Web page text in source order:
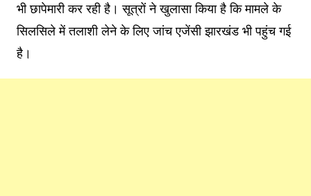
भी छापेमारी कर रही है। सूत्रों ने खुलासा किया है कि मामले के
सिलसिले में तलाशी लेने के लिए जांच एजेंसी झारखंड भी पहुंच गई
है।